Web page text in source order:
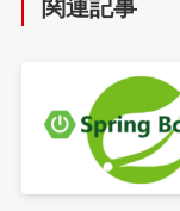
関連記事